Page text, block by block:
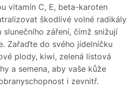
vitamín C, E, beta-karoten
škodlivé volné radikály
záření, čímž snižují
Zařaďte do svého jídelníčku
plody, kiwi, zelená listová
a semena, aby vaše kůže
i zevnitř.